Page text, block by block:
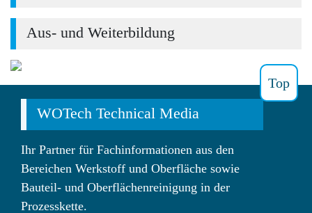
Aus- und Weiterbildung
Top
WOTech Technical Media
Ihr Partner für Fachinformationen aus den
Bereichen Werkstoff und Oberfläche sowie
Bauteil- und Oberflächenreinigung in der
Prozesskette.